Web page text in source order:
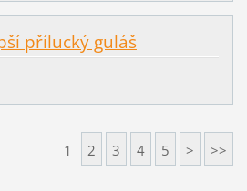
přílucký guláš
1 2 3 4 5 > >>